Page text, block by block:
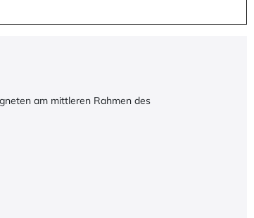
am mittleren Rahmen des